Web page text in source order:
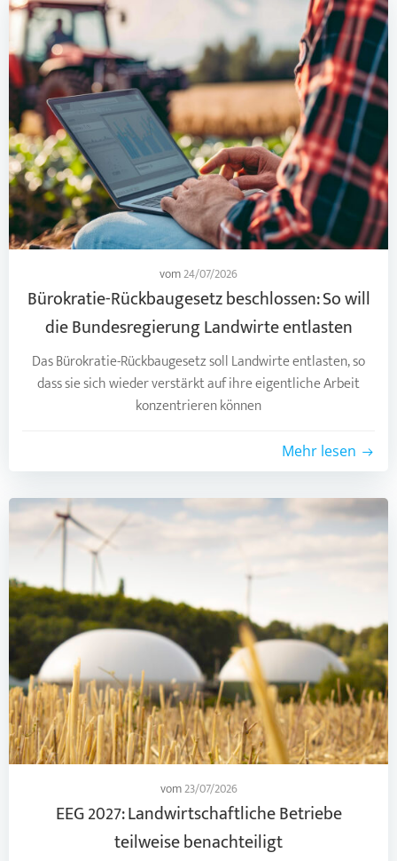
vom24/07/2026
Bürokratie-Rückbaugesetz beschlossen: So will
die Bundesregierung Landwirte entlasten
Das Bürokratie-Rückbaugesetz soll Landwirte entlasten, so
dass sie sich wieder verstärkt auf ihre eigentliche Arbeit
konzentrieren können
Mehr lesen
vom23/07/2026
EEG 2027: Landwirtschaftliche Betriebe
teilweise benachteiligt